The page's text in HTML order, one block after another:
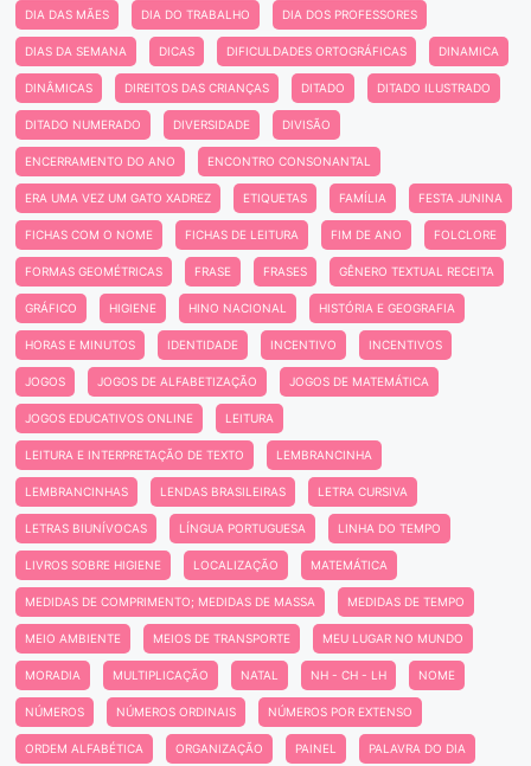
DIA DAS MÃES DIA DO TRABALHO DIA DOS PROFESSORES
DIAS DA SEMANA DICAS DIFICULDADES ORTOGRÁFICAS DINAMICA
DINÂMICAS DIREITOS DAS CRIANÇAS DITADO DITADO ILUSTRADO
DITADO NUMERADO DIVERSIDADE DIVISÃO
ENCERRAMENTO DO ANO ENCONTRO CONSONANTAL
ERA UMA VEZ UM GATO XADREZ ETIQUETAS FAMÍLIA FESTA JUNINA
FICHAS COM O NOME FICHAS DE LEITURA FIM DE ANO FOLCLORE
FORMAS GEOMÉTRICAS FRASE FRASES GÊNERO TEXTUAL RECEITA
GRÁFICO HIGIENE HINO NACIONAL HISTÓRIA E GEOGRAFIA
HORAS E MINUTOS IDENTIDADE INCENTIVO INCENTIVOS
JOGOS JOGOS DE ALFABETIZAÇÃO JOGOS DE MATEMÁTICA
JOGOS EDUCATIVOS ONLINE LEITURA
LEITURA E INTERPRETAÇÃO DE TEXTO LEMBRANCINHA
LEMBRANCINHAS LENDAS BRASILEIRAS LETRA CURSIVA
LETRAS BIUNÍVOCAS LÍNGUA PORTUGUESA LINHA DO TEMPO
LIVROS SOBRE HIGIENE LOCALIZAÇÃO MATEMÁTICA
MEDIDAS DE COMPRIMENTO; MEDIDAS DE MASSA MEDIDAS DE TEMPO
MEIO AMBIENTE MEIOS DE TRANSPORTE MEU LUGAR NO MUNDO
MORADIA MULTIPLICAÇÃO NATAL NH - CH - LH NOME
NÚMEROS NÚMEROS ORDINAIS NÚMEROS POR EXTENSO
ORDEM ALFABÉTICA ORGANIZAÇÃO PAINEL PALAVRA DO DIA